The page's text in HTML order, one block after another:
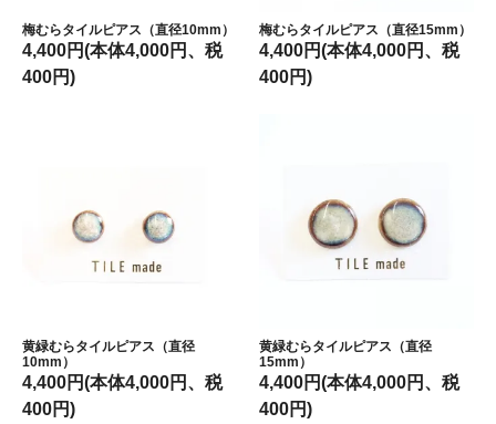
梅むらタイルピアス（直径10mm）
4,400円(本体4,000円、税
400円)
梅むらタイルピアス（直径15mm）
4,400円(本体4,000円、税
400円)
黄緑むらタイルピアス（直径
10mm）
4,400円(本体4,000円、税
400円)
黄緑むらタイルピアス（直径
15mm）
4,400円(本体4,000円、税
400円)